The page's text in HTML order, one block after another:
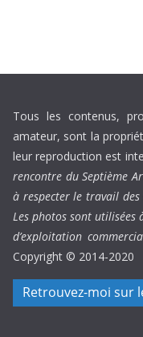
Tous les contenus,
amateur, sont la
leur reproduction est
rencontre du Septième
à respecter le travail
Les photos sont
d’exploitation
Copyright © 2014-2020
Retrouvez-moi sur